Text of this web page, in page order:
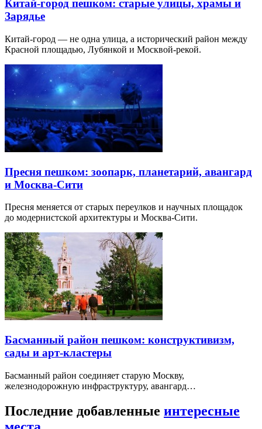
Китай-город пешком: старые улицы, храмы и
Зарядье
Китай-город — не одна улица, а исторический район между
Красной площадью, Лубянкой и Москвой-рекой.
Пресня пешком: зоопарк, планетарий, авангард
и Москва-Сити
Пресня меняется от старых переулков и научных площадок
до модернистской архитектуры и Москва-Сити.
Басманный район пешком: конструктивизм,
сады и арт-кластеры
Басманный район соединяет старую Москву,
железнодорожную инфраструктуру, авангард…
Последние добавленные интересные